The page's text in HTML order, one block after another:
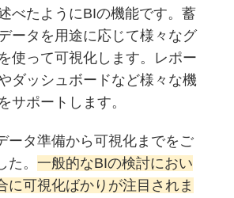
べたようにBIの機能です。蓄
ータを用途に応じて様々なグ
使って可視化します。レポー
ダッシュボードなど様々な機
サポートします。
ータ準備から可視化までをご
。 一般的なBIの検討におい
に可視化ばかりが注目されま